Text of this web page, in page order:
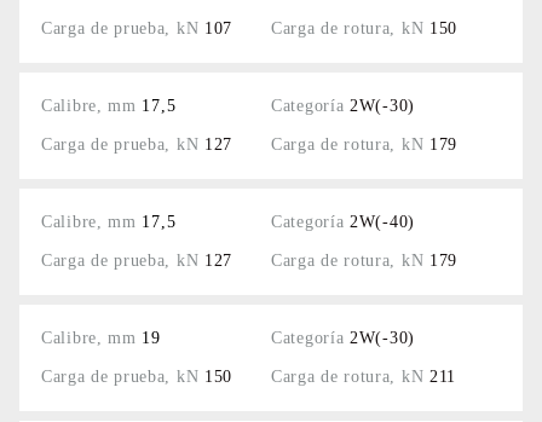
107 150
17,5 2W(-30)
127 179
17,5 2W(-40)
127 179
19 2W(-30)
150 211